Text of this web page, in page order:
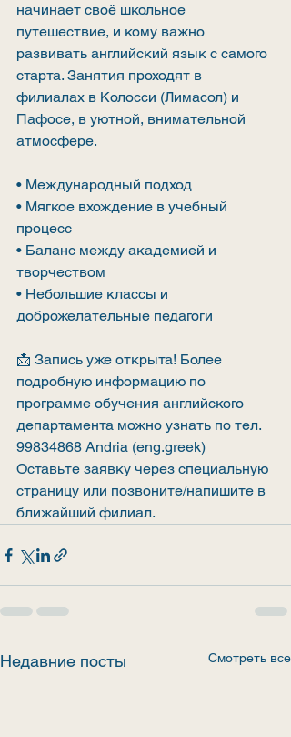
начинает своё школьное
путешествие, и кому важно
развивать английский язык с самого
старта. Занятия проходят в
филиалах в Колосси (Лимасол) и
Пафосе, в уютной, внимательной
атмосфере.
• Международный подход
• Мягкое вхождение в учебный
процесс
• Баланс между академией и
творчеством
• Небольшие классы и
доброжелательные педагоги
📩 Запись уже открыта! Более
подробную информацию по
программе обучения английского
департамента можно узнать по тел.
99834868 Andria (eng.greek)
Оставьте заявку через специальную
страницу или позвоните/напишите в
ближайший филиал.
Недавние посты Смотреть все